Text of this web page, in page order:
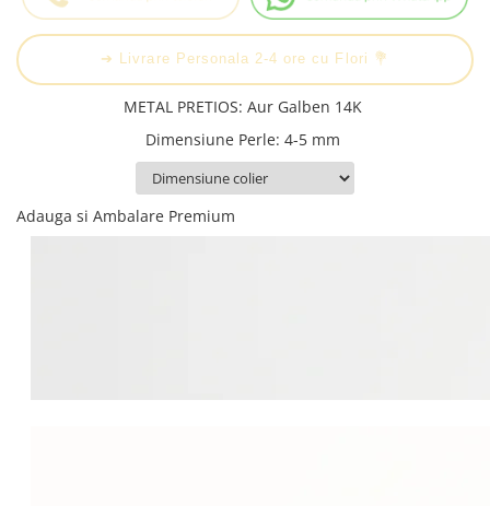
➔ Livrare Personala 2-4 ore cu Flori 💐
METAL PRETIOS: Aur Galben 14K
Dimensiune Perle: 4-5 mm
Adauga si Ambalare Premium